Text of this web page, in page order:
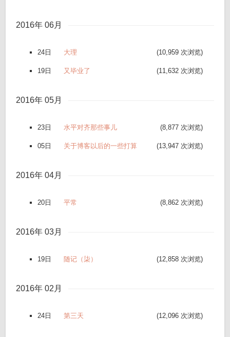
2016年 06月
24日 大理 (10,959 次浏览)
19日 又毕业了 (11,632 次浏览)
2016年 05月
23日 水平对齐那些事儿 (8,877 次浏览)
05日 关于博客以后的一些打算 (13,947 次浏览)
2016年 04月
20日 平常 (8,862 次浏览)
2016年 03月
19日 随记（柒） (12,858 次浏览)
2016年 02月
24日 第三天 (12,096 次浏览)